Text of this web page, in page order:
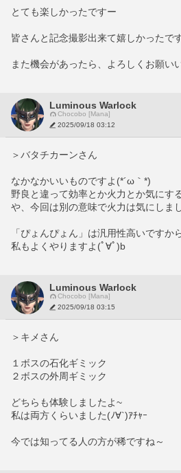
とても楽しかったですー
皆さんと記念撮影出来て嬉しかったで
また機会があったら、よろしくお願い
Luminous Warlock
Chocobo [Mana]
2025/09/18 03:12
＞バタチカーンさん
なかなかいいものですよ(*´ω｀*)
野良と違って効率とか火力とか気にす
や、今回は別の意味で火力は気にしま
「ぴょんぴょん」は汎用性高いですか
私もよくやりますよ(ﾟ∀ﾟ)b
Luminous Warlock
Chocobo [Mana]
2025/09/18 03:15
＞キメさん
１ボスの石化ギミック
２ボスの外周ギミック
どちらも体験しましたよ~
私は両方くらいました(ﾉ∀`)ｱﾁｬｰ
今では知ってる人の方が稀ですね～